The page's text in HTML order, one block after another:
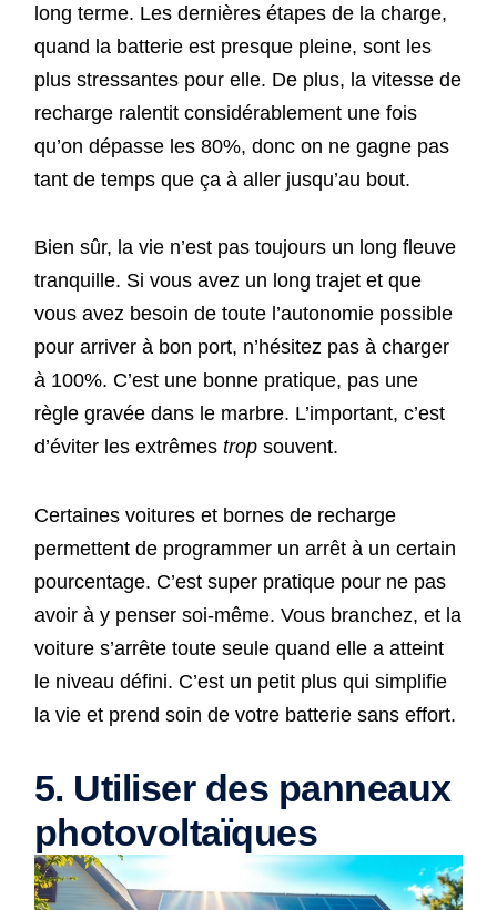
long terme. Les dernières étapes de la charge,
quand la batterie est presque pleine, sont les
plus stressantes pour elle. De plus, la vitesse de
recharge ralentit considérablement une fois
qu’on dépasse les 80%, donc on ne gagne pas
tant de temps que ça à aller jusqu’au bout.
Bien sûr, la vie n’est pas toujours un long fleuve
tranquille. Si vous avez un long trajet et que
vous avez besoin de toute l’autonomie possible
pour arriver à bon port, n’hésitez pas à charger
à 100%. C’est une bonne pratique, pas une
règle gravée dans le marbre. L’important, c’est
d’éviter les extrêmes tropsouvent.
Certaines voitures et bornes de recharge
permettent de programmer un arrêt à un certain
pourcentage. C’est super pratique pour ne pas
avoir à y penser soi-même. Vous branchez, et la
voiture s’arrête toute seule quand elle a atteint
le niveau défini. C’est un petit plus qui simplifie
la vie et prend soin de votre batterie sans effort.
5. Utiliser des panneaux
photovoltaïques